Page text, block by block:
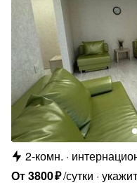
2-комн.
От3800₽/сутки